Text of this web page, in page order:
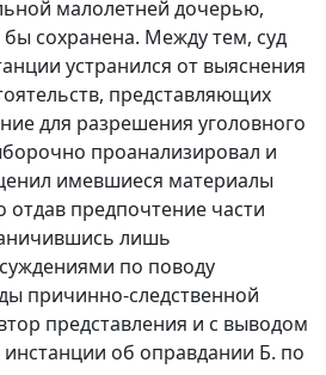
малолетней дочерью,
сохранена. Между тем, суд
устранился от выяснения
представляющих
для разрешения уголовного
проанализировал и
имевшиеся материалы
отдав предпочтение части
лишь
по поводу
причинно-следственной
представления и с выводом
об оправдании Б. по